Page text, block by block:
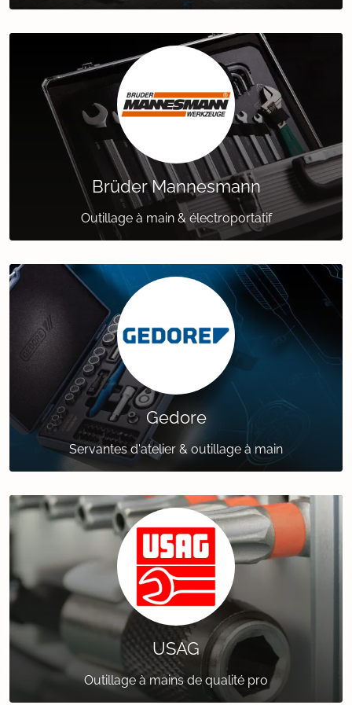
Brüder Mannesmann
Outillage à main & électroportatif
Gedore
Servantes d'atelier & outillage à main
USAG
Outillage à mains de qualité pro